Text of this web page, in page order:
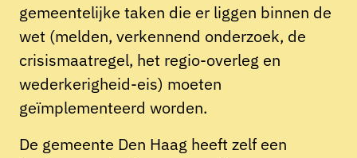
gemeentelijke taken die er liggen binnen de
wet (melden, verkennend onderzoek, de
crisismaatregel, het regio-overleg en
wederkerigheid-eis) moeten
geïmplementeerd worden.
De gemeente Den Haag heeft zelf een